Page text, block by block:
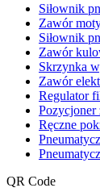
Siłownik
Zawór
Siłownik
Zawór
Skrzynka
Zawór
Regulator
Pozycjoner
Ręczne
QR Code